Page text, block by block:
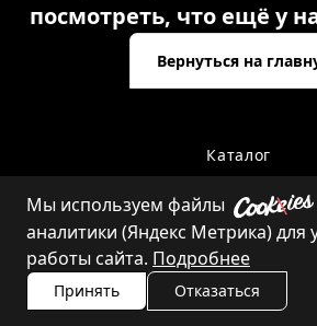
посмотреть, что ещё у
Вернуться на
Каталог
Контакты
Мы используем файлы
аналитики (Яндекс Метрика) для
работы сайта. Подробнее
Принять Отказаться